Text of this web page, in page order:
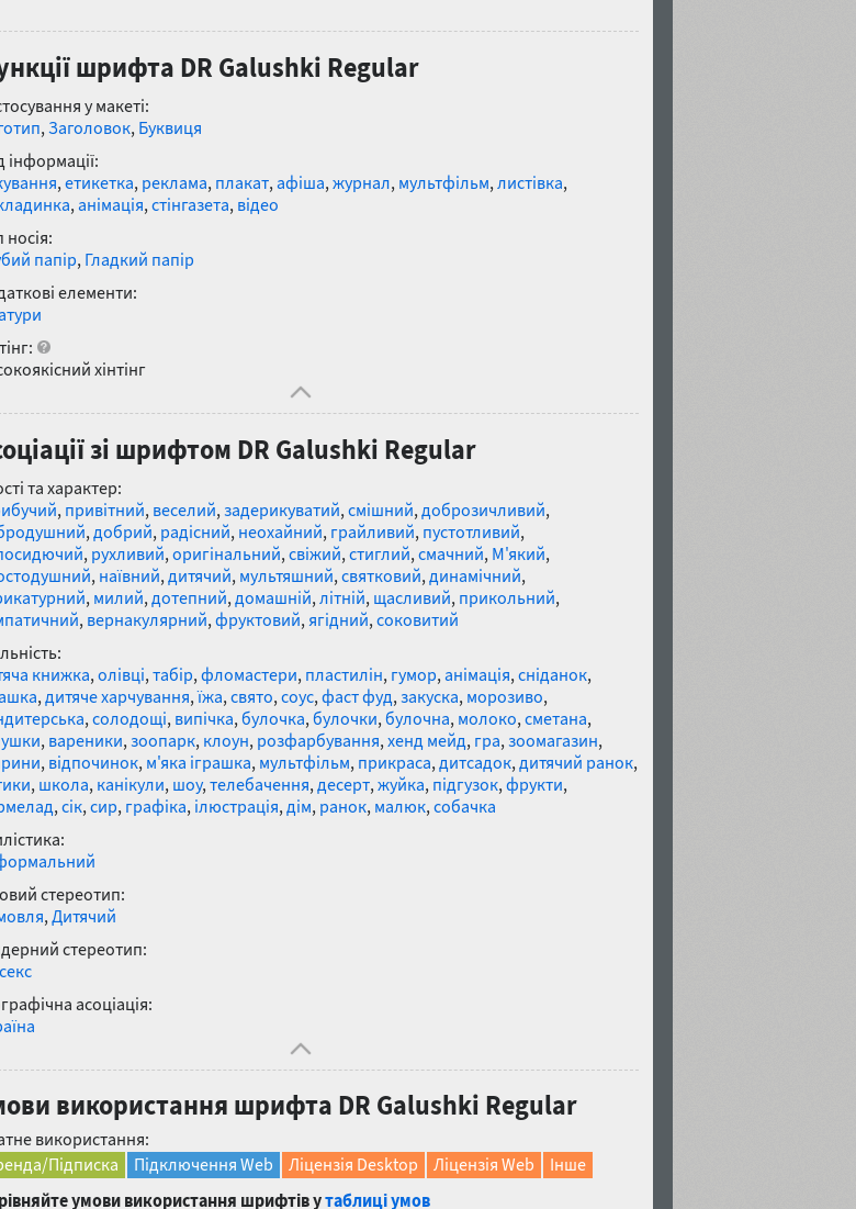
шрифта DR Galushki Regular
у макеті:
,Заголовок, Буквиця
інформації:
,етикетка, реклама, плакат,афіша,журнал, мультфільм,листівка,
,анімація,стінгазета, відео
носія:
папір, Гладкий папір
елементи:
хінтінг
зі шрифтом DR Galushki Regular
та характер:
, привітний, веселий,задерикуватий,смішний,доброзичливий,
,добрий, радісний, неохайний, грайливий, пустотливий,
, рухливий,оригінальний,свіжий,стиглий,смачний, М'який,
, наївний,дитячий, мультяшний,святковий,динамічний,
, милий,дотепний,домашній,літній, щасливий, прикольний,
, вернакулярний,фруктовий,ягідний,соковитий
книжка,олівці,табір,фломастери, пластилін, гумор,анімація,сніданок,
,дитяче харчування,їжа,свято,соус,фаст фуд,закуска, морозиво,
,солодощі, випічка,булочка,булочки,булочна, молоко,сметана,
, вареники,зоопарк, клоун, розфарбування,хенд мейд, гра,зоомагазин,
, відпочинок, м'яка іграшка, мультфільм, прикраса,дитсадок,дитячий ранок,
, школа, канікули, шоу,телебачення,десерт,жуйка, підгузок,фрукти,
,сік,сир, графіка, ілюстрація,дім, ранок, малюк,собачка
стереотип:
,Дитячий
стереотип:
асоціація:
використання шрифта DR Galushki Regular
використання:
Підписка
Підключення Web Ліцензія Desktop Ліцензія Web
Інше
умови використання шрифтів утаблиці умов